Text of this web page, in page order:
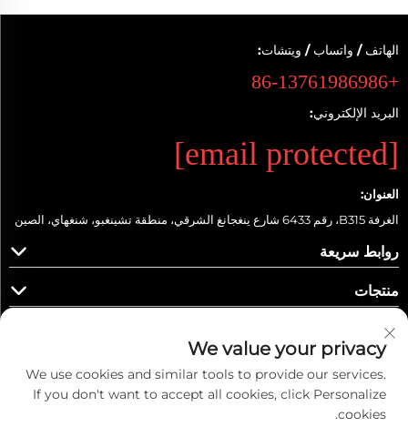
الهاتف / واتساب / ويتشات:
+86-13761986986
البريد الإلكتروني:
[email protected]
العنوان:
الغرفة B315، رقم 6433 شارع ينغجانغ الشرقي، منطقة تشينغبو، شنغهاي، الصين
روابط سريعة
منتجات
تابعونا
We value your privacy
We use cookies and similar tools to provide our services.
If you don't want to accept all cookies, click Personalize
cookies.